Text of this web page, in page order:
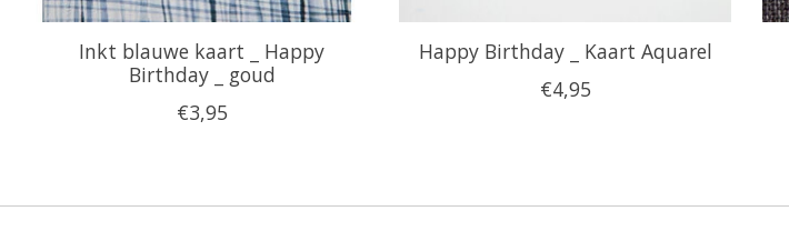
Inkt blauwe kaart _ Happy
Birthday _ goud
€3,95
Happy Birthday _ Kaart Aquarel
€4,95